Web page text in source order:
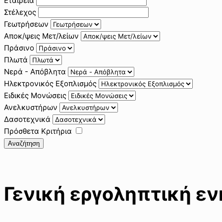
Στέλεχος
Γεωτρήσεων
Αποκ/ψεις Μετ/λείων
Πράσινο
Πλωτά
Νερά - Απόβλητα
Ηλεκτρονικός Εξοπλισμός
Ειδικές Μονώσεις
Ανελκυστήρων
Δασοτεχνικά
Πρόσθετα Κριτήρια
Αναζήτηση
Γενική εργοληπτική